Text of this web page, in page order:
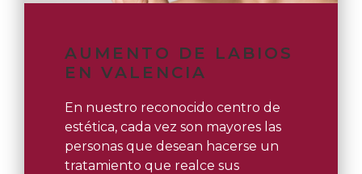
AUMENTO DE LABIOS
EN VALENCIA
En nuestro reconocido centro de
estética, cada vez son mayores las
personas que desean hacerse un
tratamiento que realce sus